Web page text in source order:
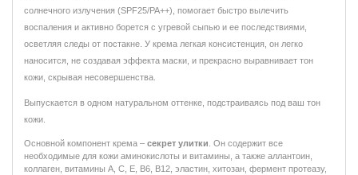
солнечного излучения (SPF25/PA++), помогает быстро вылечить
воспаления и активно борется с угревой сыпью и ее последствиями,
осветляя следы от постакне. У крема легкая консистенция, он легко
наносится, не создавая эффекта маски, и прекрасно выравнивает тон
кожи, скрывая несовершенства.
Выпускается в одном натуральном оттенке, подстраиваясь под ваш тон
кожи.
Основной компонент крема – секрет улитки . Он содержит все
необходимые для кожи аминокислоты и витамины, а также аллантоин,
коллаген, витамины А, С, Е, В6, В12, эластин, хитозан, фермент протеазу,